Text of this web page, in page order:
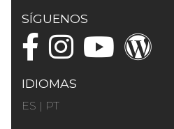
SÍGUENOS
IDIOMAS
ES | PT